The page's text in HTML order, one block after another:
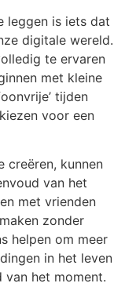
leggen is iets dat
digitale wereld.
te ervaren
met kleine
tijden
voor een
creëren, kunnen
van het
met vrienden
zonder
helpen om meer
in het leven
van het moment.